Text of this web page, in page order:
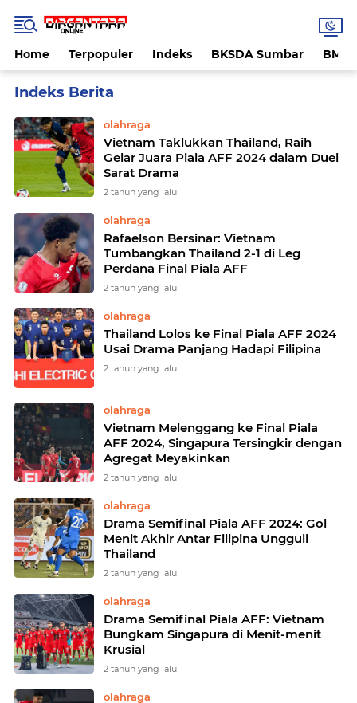
Home Terpopuler Indeks BKSDA Sumbar
olahraga
Vietnam Taklukkan Thailand, Raih
Gelar Juara Piala AFF 2024 dalam Duel
Sarat Drama
2 tahun yang lalu
olahraga
Rafaelson Bersinar: Vietnam
Tumbangkan Thailand 2-1 di Leg
Perdana Final Piala AFF
2 tahun yang lalu
olahraga
Thailand Lolos ke Final Piala AFF 2024
Usai Drama Panjang Hadapi Filipina
2 tahun yang lalu
olahraga
Vietnam Melenggang ke Final Piala
AFF 2024, Singapura Tersingkir dengan
Agregat Meyakinkan
2 tahun yang lalu
olahraga
Drama Semifinal Piala AFF 2024: Gol
Menit Akhir Antar Filipina Ungguli
Thailand
2 tahun yang lalu
olahraga
Drama Semifinal Piala AFF: Vietnam
Bungkam Singapura di Menit-menit
Krusial
2 tahun yang lalu
olahraga